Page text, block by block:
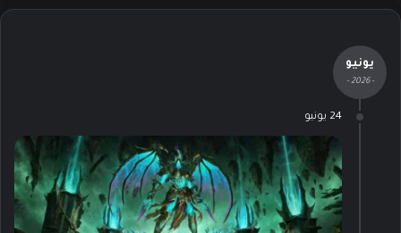
يونيو
- 2026 -
24 يونيو